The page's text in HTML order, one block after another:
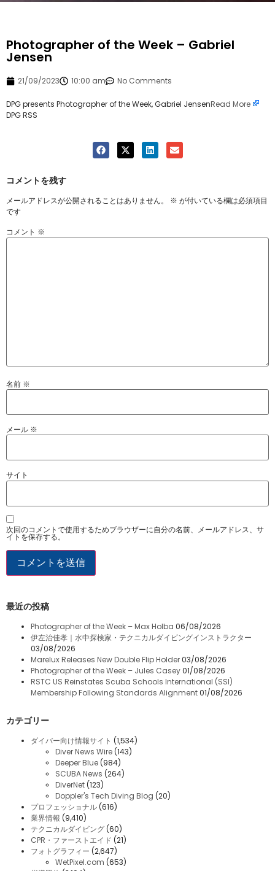
Photographer of the Week – Gabriel
Jensen
21/09/2023 10:00 am No Comments
DPG presents Photographer of the Week, Gabriel JensenRead More
DPG RSS
コメントを残す
メールアドレスが公開されることはありません。 ※ が付いている欄は必須項目
です
コメント ※
名前 ※
メール ※
サイト
次回のコメントで使用するためブラウザーに自分の名前、メールアドレス、サ
イトを保存する。
最近の投稿
Photographer of the Week – Max Holba 06/08/2026
伊左治佳孝｜水中探検家・テクニカルダイビングインストラクター
03/08/2026
Marelux Releases New Double Flip Holder03/08/2026
Photographer of the Week – Jules Casey01/08/2026
RSTC US Reinstates Scuba Schools International (SSI)
Membership Following Standards Alignment01/08/2026
カテゴリー
ダイバー向け情報サイト (1,534)
Diver News Wire (143)
Deeper Blue (984)
SCUBA News (264)
DiverNet (123)
Doppler's Tech Diving Blog (20)
プロフェッショナル (616)
業界情報 (9,410)
テクニカルダイビング (60)
CPR・ファーストエイド (21)
フォトグラフィー (2,647)
WetPixel.com (653)